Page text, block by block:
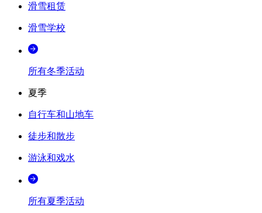
滑雪租赁
滑雪学校
所有冬季活动
夏季
自行车和山地车
徒步和散步
游泳和戏水
所有夏季活动